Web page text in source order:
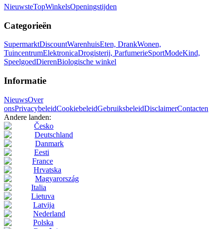
NieuwsteTopWinkelsOpeningstijden
Categorieën
SupermarktDiscountWarenhuisEten, DrankWonen,
TuincentrumElektronicaDrogisterij, ParfumerieSportModeKind,
SpeelgoedDierenBiologische winkel
Informatie
NieuwsOver
onsPrivacybeleidCookiebeleidGebruiksbeleidDisclaimerContacten
Andere landen:
Česko
Deutschland
Danmark
Eesti
France
Hrvatska
Magyarország
Italia
Lietuva
Latvija
Nederland
Polska